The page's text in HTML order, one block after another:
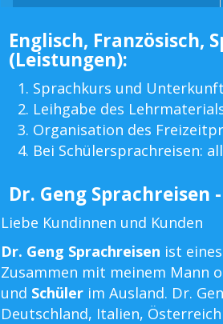
Englisch, Französisch,
(Leistungen):
Sprachkurs und
Leihgabe des
Organisation des
Bei Schülersprachreisen:
Dr. Geng Sprachreisen
Liebe Kundinnen und Kunden
Dr. Geng Sprachreisen ist
Zusammen mit meinem Mann
und Schüler im Ausland. Dr.
Deutschland, Italien,